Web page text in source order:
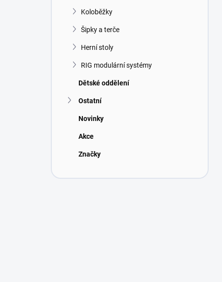
Koloběžky
Šipky a terče
Herní stoly
RIG modulární systémy
Dětské oddělení
Ostatní
Novinky
Akce
Značky